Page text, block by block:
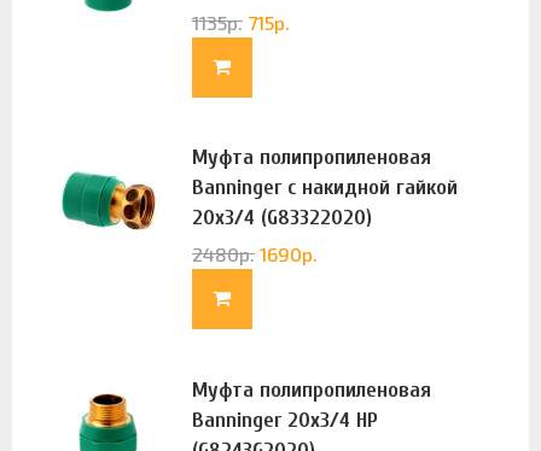
1135р. 715р.
Муфта полипропиленовая
Banninger с накидной гайкой
20х3/4 (G83322020)
2480р. 1690р.
Муфта полипропиленовая
Banninger 20х3/4 НР